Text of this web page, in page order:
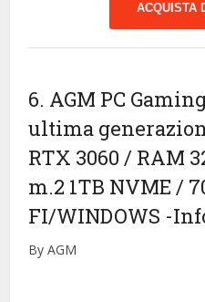
ACQUISTA
6. AGM PC
ultima
RTX 3060 / RAM
m.2 1TB NVME /
FI/WINDOWS -
By AGM